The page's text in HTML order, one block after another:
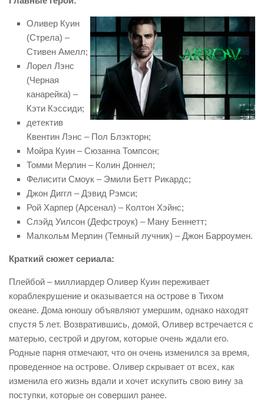
Оливер Куин
(Стрела) –
Стивен Амелл;
Лорел Лэнс
(Черная
канарейка) –
Кэти Кэссиди;
детектив
Квентин Лэнс – Пол Блэкторн;
Мойра Куин – Сюзанна Томпсон;
Томми Мерлин – Колин Доннел;
Фелисити Смоук – Эмили Бетт Рикардс;
Джон Диггл – Дэвид Рэмси;
Рой Харпер (Арсенал) – Колтон Хэйнс;
Слэйд Уилсон (Дефстроук) – Ману Беннетт;
Малкольм Мерлин (Темный лучник) – Джон Барроумен.
Краткий сюжет сериала:
Плейбой – миллиардер Оливер Куин переживает
кораблекрушение и оказывается на острове в Тихом
океане. Дома юношу объявляют умершим, однако находят
спустя 5 лет. Возвратившись, домой, Оливер встречается с
матерью, сестрой и другом, которые очень ждали его.
Родные парня отмечают, что он очень изменился за время,
проведенное на острове. Оливер скрывает от всех, как
изменила его жизнь вдали и хочет искупить свою вину за
поступки, которые он совершил ранее.